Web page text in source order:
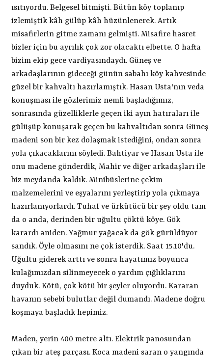
ısıtıyordu. Belgesel bitmişti. Bütün köy toplanıp
izlemiştik kâh gülüp kâh hüzünlenerek. Artık
misafirlerin gitme zamanı gelmişti. Misafire hasret
bizler için bu ayrılık çok zor olacaktı elbette. O hafta
bizim ekip gece vardiyasındaydı. Güneş ve
arkadaşlarının gideceği günün sabahı köy kahvesinde
güzel bir kahvaltı hazırlamıştık. Hasan Usta'nın veda
konuşması ile gözlerimiz nemli başladığımız,
sonrasında güzelliklerle geçen iki ayın hatıraları ile
gülüşüp konuşarak geçen bu kahvaltıdan sonra Güneş
madeni son bir kez dolaşmak istediğini, ondan sonra
yola çıkacaklarını söyledi. Bahtiyar ve Hasan Usta ile
onu madene gönderdik, Mahir ve diğer arkadaşları ile
biz meydanda kaldık. Minibüslerine çekim
malzemelerini ve eşyalarını yerleştirip yola çıkmaya
hazırlanıyorlardı. Tuhaf ve ürkütücü bir şey oldu tam
da o anda, derinden bir uğultu çöktü köye. Gök
karardı aniden. Yağmur yağacak da gök gürüldüyor
sandık. Öyle olmasını ne çok isterdik. Saat 15.10'du.
Uğultu giderek arttı ve sonra hayatımız boyunca
kulağımızdan silinmeyecek o yardım çığlıklarını
duyduk. Kötü, çok kötü bir şeyler oluyordu. Kararan
havanın sebebi bulutlar değil dumandı. Madene doğru
koşmaya başladık hepimiz.
Maden, yerin 400 metre altı. Elektrik panosundan
çıkan bir ateş parçası. Koca madeni saran o yangında